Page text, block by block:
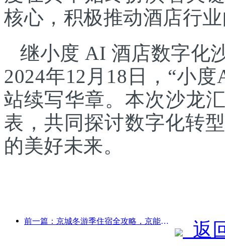
核心，积极推动酒店行
继小度 AI 酒店数字化
2024年12月18日，“小
站续写华章。本次沙龙
表，共同探讨数字化转
的美好未来。
前一篇：京城冬游季住宿全攻略，京能酒店新院落引发旅游新热潮 返